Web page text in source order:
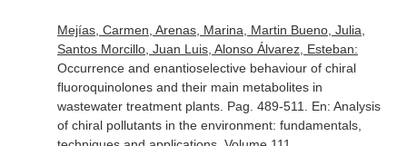
Mejías, Carmen, Arenas, Marina, Martin Bueno, Julia,
Santos Morcillo, Juan Luis, Alonso Álvarez, Esteban:
Occurrence and enantioselective behaviour of chiral
fluoroquinolones and their main metabolites in
wastewater treatment plants. Pag. 489-511. En: Analysis
of chiral pollutants in the environment: fundamentals,